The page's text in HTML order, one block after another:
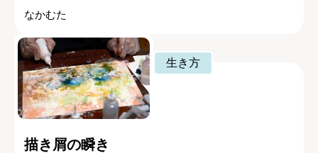
なかむた
生き方
描き屑の瞬き